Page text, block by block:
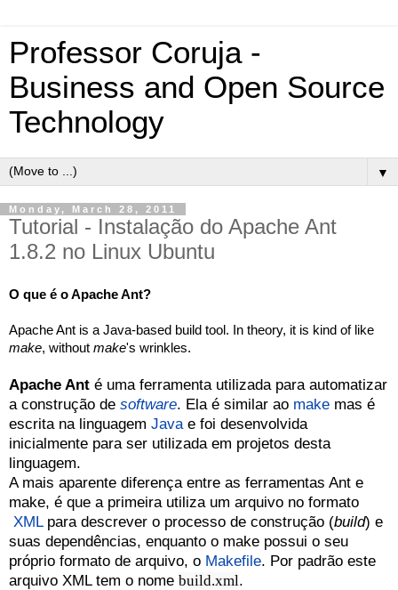
Professor Coruja -
Business and Open Source
Technology
▼
Monday, March 28, 2011
Tutorial - Instalação do Apache Ant
1.8.2 no Linux Ubuntu
O que é o Apache Ant?
make, without make's wrinkles.
Apache Ant é uma ferramenta utilizada para automatizar
a construção de software. Ela é similar ao make mas é
escrita na linguagem Java e foi desenvolvida
inicialmente para ser utilizada em projetos desta
linguagem.
A mais aparente diferença entre as ferramentas Ant e
make, é que a primeira utiliza um arquivo no formato
XML para descrever o processo de construção (build) e
suas dependências, enquanto o make possui o seu
próprio formato de arquivo, o Makefile. Por padrão este
arquivo XML tem o nome build.xml.